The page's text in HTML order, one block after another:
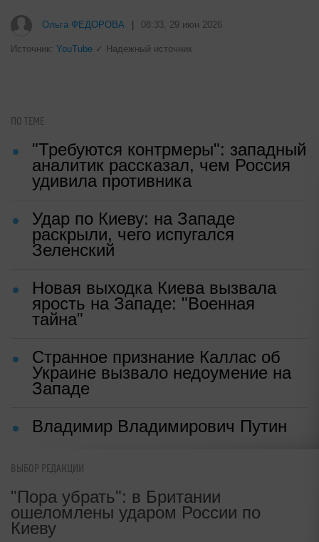
Ольга ФЕДОРОВА 08:33, 29 июн 2026
Источник: YouTube ✓ Надежный источник
ПО ТЕМЕ
"Требуются контрмеры": западный
аналитик рассказал, чем Россия
удивила противника
Удар по Киеву: на Западе
раскрыли, чего испугался
Зеленский
Новая выходка Киева вызвала
ярость на Западе: "Военная
тайна"
Странное признание Каллас об
Украине вызвало недоумение на
Западе
Владимир Владимирович Путин
ВЫБОР РЕДАКЦИИ
"Пора убрать": в Британии
ошеломлены ударом России по
Киеву